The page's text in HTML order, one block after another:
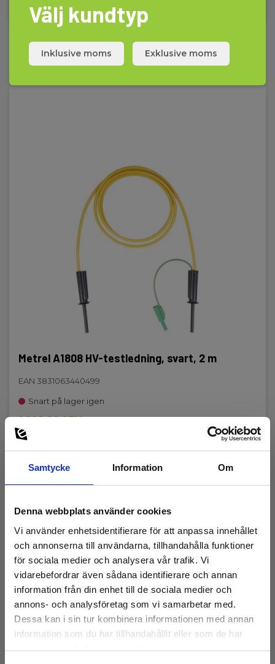
Samtycke Information Om
Denna webbplats använder cookies
Vi använder enhetsidentifierare för att anpassa innehållet
och annonserna till användarna, tillhandahålla funktioner
för sociala medier och analysera vår trafik. Vi
vidarebefordrar även sådana identifierare och annan
information från din enhet till de sociala medier och
annons- och analysföretag som vi samarbetar med.
Dessa kan i sin tur kombinera informationen med annan
information som du har tillhandahållit eller som de har
samlat in när du har använt deras tjänster.
Metrel A1808 HV-testledning, svart, 2 m
EAN 3831063440499
Snart på lager igen
1 020,00 SEK
Läs mer Lägg i korg
Välj kundtyp
Inklusive moms Exklusive moms